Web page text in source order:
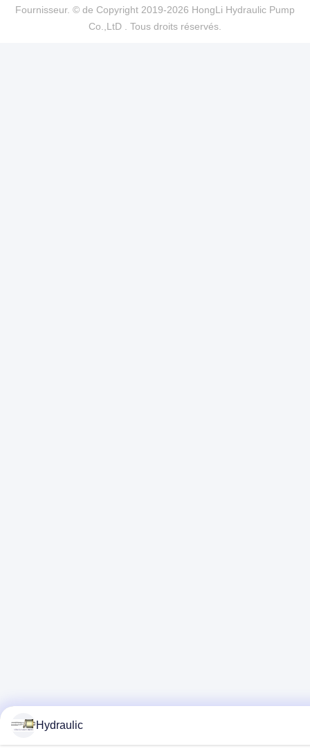
Fournisseur. © de Copyright 2019-2026 HongLi Hydraulic Pump
Co.,LtD . Tous droits réservés.
Hydraulic